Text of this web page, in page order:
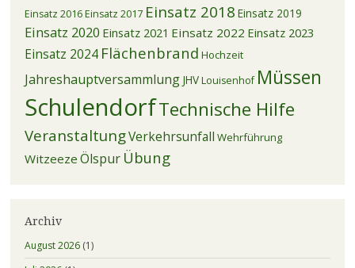
Einsatz 2016Einsatz 2017 Einsatz 2018 Einsatz 2019
Einsatz 2020 Einsatz 2021 Einsatz 2022 Einsatz 2023
Einsatz 2024 Flächenbrand Hochzeit
Jahreshauptversammlung JHVLouisenhof Müssen
SchulendorfTechnische Hilfe
VeranstaltungVerkehrsunfall Wehrführung
Witzeeze Ölspur Übung
Archiv
August 2026(1)